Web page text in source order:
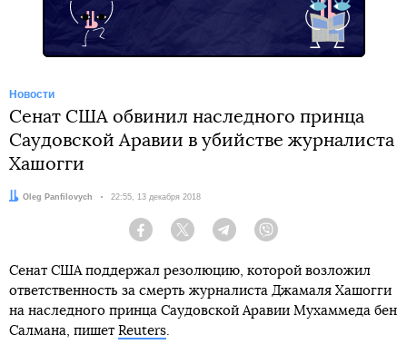
Новости
Сенат США обвинил наследного принца
Саудовской Аравии в убийстве журналиста
Хашогги
Автор:
Oleg Panfilovych Дата:
22:55, 13 декабря 2018
Facebook Twitter Telegram
Сенат США поддержал резолюцию, которой возложил
ответственность за смерть журналиста Джамаля Хашогги
на наследного принца Саудовской Аравии Мухаммеда бен
Салмана, пишет Reuters.